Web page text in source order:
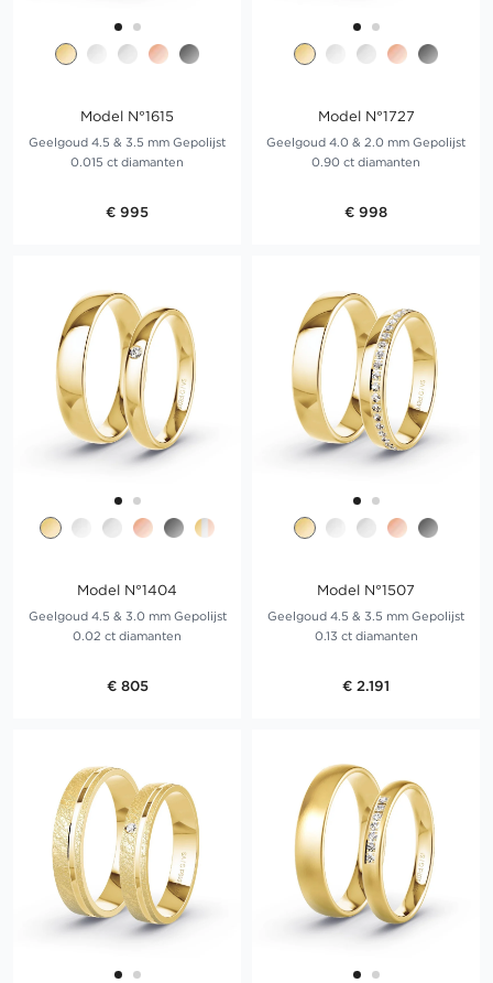
Model N°1615
Geelgoud 4.5 & 3.5 mm Gepolijst
0.015 ct diamanten
€ 995
Model N°1727
Geelgoud 4.0 & 2.0 mm Gepolijst
0.90 ct diamanten
€ 998
Model N°1404
Geelgoud 4.5 & 3.0 mm Gepolijst
0.02 ct diamanten
€ 805
Model N°1507
Geelgoud 4.5 & 3.5 mm Gepolijst
0.13 ct diamanten
€ 2.191